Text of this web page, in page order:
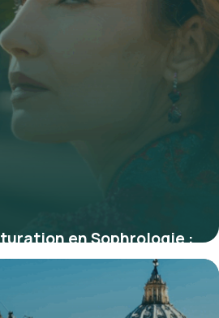
en Sophrologie :
Conseils Pratiques